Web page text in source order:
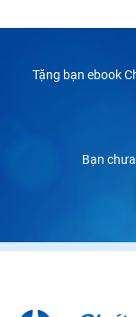
Tặng bạn ebook
Bạn